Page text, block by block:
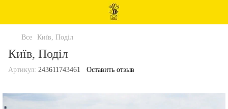
Все Київ, Поділ
Київ, Поділ
Артикул: 243611743461 Оставить отзыв